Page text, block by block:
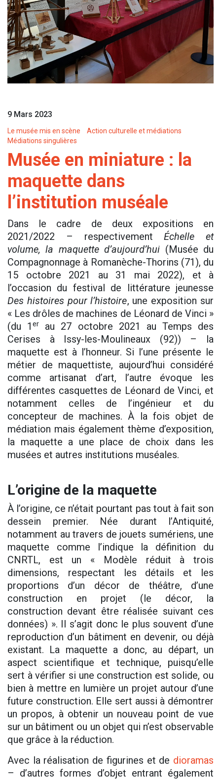
9 Mars 2023
Le musée mis en scène
Action culturelle et médiations
Médiations singulières
Musée en miniature : la
maquette dans
l’institution muséale
Dans le cadre de deux expositions en
2021/2022 – respectivementÉchelle et
volume, la maquette d’aujourd’hui (Musée du
Compagnonnage à Romanèche-Thorins (71), du
15 octobre 2021 au 31 mai 2022), et à
l’occasion du festival de littérature jeunesse
Des histoires pour l’histoire, une exposition sur
« Les drôles de machines de Léonard de Vinci »
(du 1er
au 27 octobre 2021 au Temps des
Cerises à Issy-les-Moulineaux (92)) – la
maquette est à l’honneur. Si l’une présente le
métier de maquettiste, aujourd’hui considéré
comme artisanat d’art, l’autre évoque les
différentes casquettes de Léonard de Vinci, et
notamment celles de l’ingénieur et du
concepteur de machines. À la fois objet de
médiation mais également thème d’exposition,
la maquette a une place de choix dans les
musées et autres institutions muséales.
L’origine de la maquette
À l’origine, ce n’était pourtant pas tout à fait son
dessein premier. Née durant l’Antiquité,
notamment au travers de jouets sumériens, une
maquette comme l’indique la définition du
CNRTL, est un « Modèle réduit à trois
dimensions, respectant les détails et les
proportions d’un décor de théâtre, d’une
construction en projet (le décor, la
construction devant être réalisée suivant ces
données) ». Il s’agit donc le plus souvent d’une
reproduction d’un bâtiment en devenir, ou déjà
existant. La maquette a donc, au départ, un
aspect scientifique et technique, puisqu’elle
sert à vérifier si une construction est solide, ou
bien à mettre en lumière un projet autour d’une
future construction. Elle sert aussi à démontrer
un propos, à obtenir un nouveau point de vue
sur un bâtiment ou un objet qui n’est observable
que grâce à la réduction.
Avec la réalisation de figurines et de dioramas
– d’autres formes d’objet entrant également